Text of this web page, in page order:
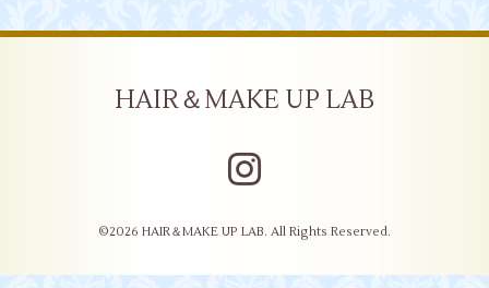
HAIR＆MAKE UP LAB
©2026 HAIR＆MAKE UP LAB. All Rights Reserved.